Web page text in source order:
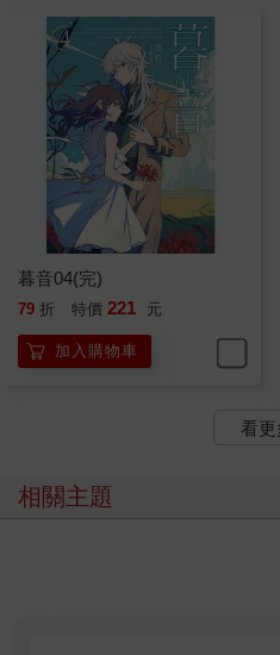
「他會找到我們的。」風雪折起
動的隊伍，「他既然答應了，就
「真的嗎？」暮音把臉探出去，
很快就會來接暮音的，對不對？」
風雪半側過臉，隨意地點了點頭。
暮音小聲地建議：「小阿姨，我
常常迷路，要是難找的話，他會
「坐好吧！」風雪發動了車子，
暮音乖乖地坐在座位上，看了看
風雪，只能繼續無聊地看著窗外。
雨不知不覺地停了，太陽從雲裡
在天空底下，是看不到盡頭的金
暮音也偷偷朝他們揮手，可是車
暮音戀戀不捨地坐了下來，看見
呵了一口，小心地畫上了一朵四葉
暮音04(完)
79 折 特價 221 元
加入購物車
看更
相關主題